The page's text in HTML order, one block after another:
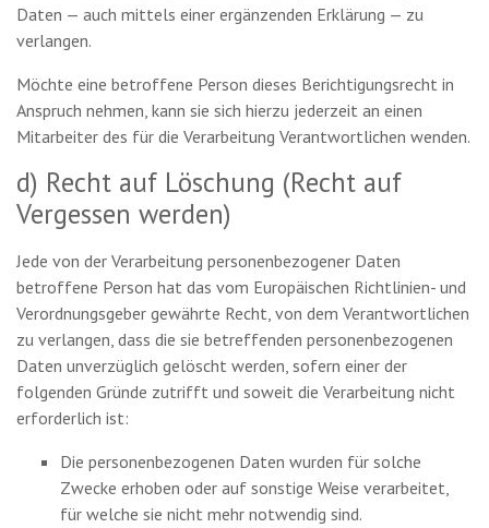
Daten — auch mittels einer ergänzenden Erklärung — zu
verlangen.
Möchte eine betroffene Person dieses Berichtigungsrecht in
Anspruch nehmen, kann sie sich hierzu jederzeit an einen
Mitarbeiter des für die Verarbeitung Verantwortlichen wenden.
d) Recht auf Löschung (Recht auf
Vergessen werden)
Jede von der Verarbeitung personenbezogener Daten
betroffene Person hat das vom Europäischen Richtlinien- und
Verordnungsgeber gewährte Recht, von dem Verantwortlichen
zu verlangen, dass die sie betreffenden personenbezogenen
Daten unverzüglich gelöscht werden, sofern einer der
folgenden Gründe zutrifft und soweit die Verarbeitung nicht
erforderlich ist:
Die personenbezogenen Daten wurden für solche
Zwecke erhoben oder auf sonstige Weise verarbeitet,
für welche sie nicht mehr notwendig sind.